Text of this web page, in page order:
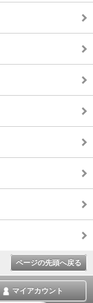
ページの先頭へ戻る
マイアカウント